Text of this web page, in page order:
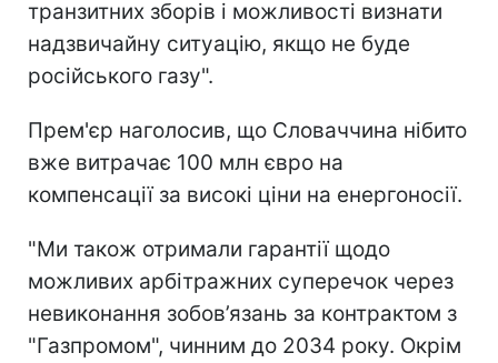
транзитних зборів і можливості визнати
надзвичайну ситуацію, якщо не буде
російського газу".
Прем'єр наголосив, що Словаччина нібито
вже витрачає 100 млн євро на
компенсації за високі ціни на енергоносії.
"Ми також отримали гарантії щодо
можливих арбітражних суперечок через
невиконання зобов’язань за контрактом з
"Газпромом", чинним до 2034 року. Окрім